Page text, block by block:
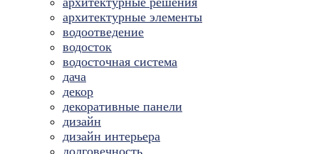
архитектурные элементы
водоотведение
водосток
водосточная система
дача
декор
декоративные панели
дизайн
дизайн интерьера
долговечность